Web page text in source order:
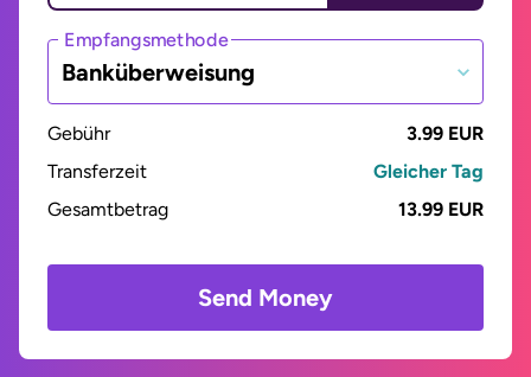
Empfangsmethode
Banküberweisung
Gebühr
3.99 EUR
Transferzeit
Gleicher Tag
Gesamtbetrag
13.99 EUR
Send Money